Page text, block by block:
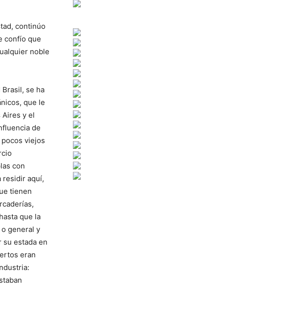
continúo
confío que
noble
se ha
que le
Aires y el
de
viejos
con
residir aquí,
tienen
que la
general y
estada en
eran